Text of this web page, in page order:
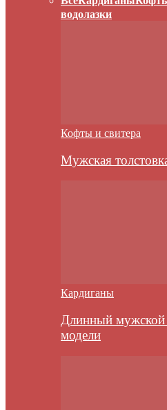
водолазки
Кофты и свитера
Мужская
Кардиганы
Длинный мужской
модели